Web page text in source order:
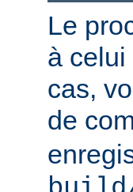
Le
à
cas,
de